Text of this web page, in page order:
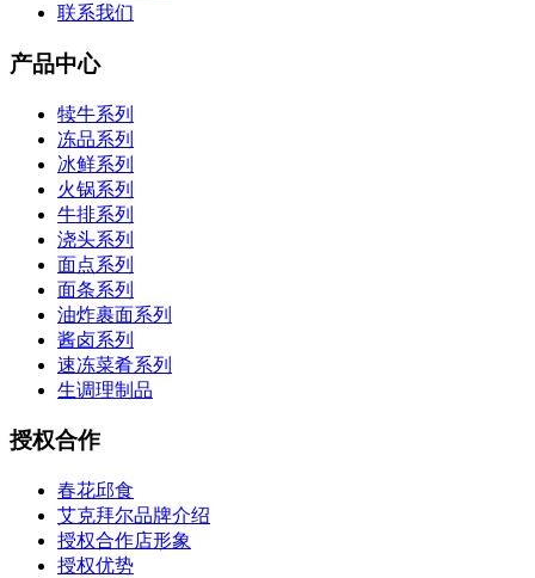
联系我们
产品中心
犊牛系列
冻品系列
冰鲜系列
火锅系列
牛排系列
浇头系列
面点系列
面条系列
油炸裹面系列
酱卤系列
速冻菜肴系列
生调理制品
授权合作
春花邱食
艾克拜尔品牌介绍
授权合作店形象
授权优势